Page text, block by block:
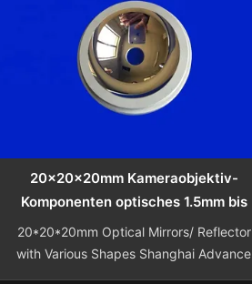
20x20x20mm Kameraobjektiv-
Komponenten optisches 1.5mm bis
300mm
20*20*20mm Optical Mirrors/ Reflector
with Various Shapes Shanghai Advance